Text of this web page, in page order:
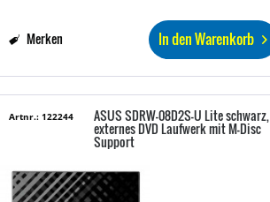
In den Warenkorb
Merken
ASUS SDRW-08D2S-U Lite schwarz,
externes DVD Laufwerk mit M-Disc
Support
Artnr.: 122244